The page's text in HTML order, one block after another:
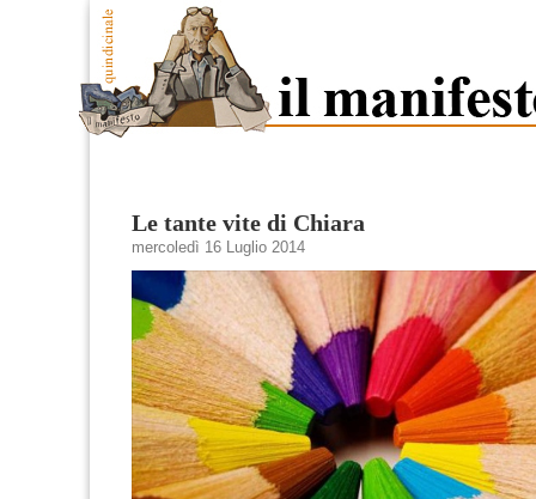
Le tante vite di Chiara
mercoledì 16 Luglio 2014